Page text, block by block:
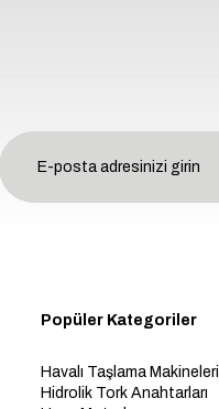
Popüler Kategoriler
Havalı Taşlama Makineleri
Hidrolik Tork Anahtarları